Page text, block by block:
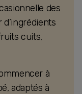
des
cuits,
à
adaptés à